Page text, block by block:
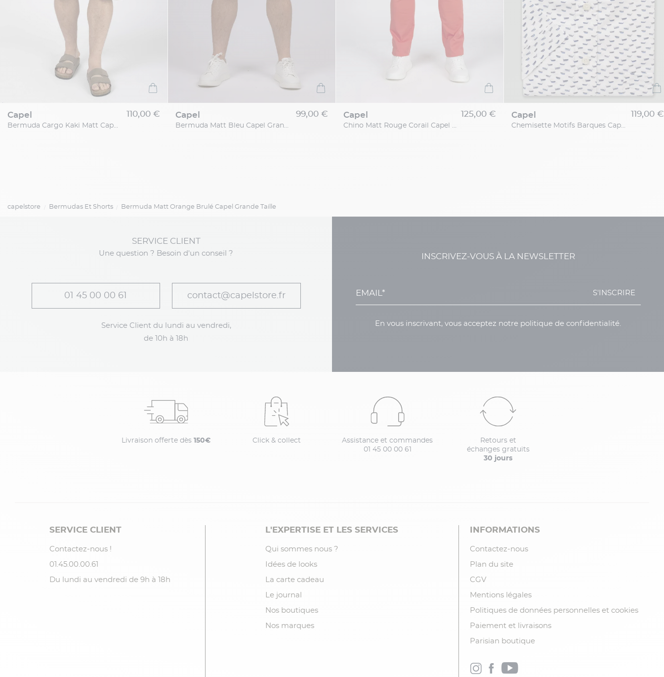
capel
Bermuda Cargo Kaki Matt Capel Grande Taille
110,00 € capel
Bermuda Matt Bleu Capel Grande Taille
99,00 € capel
Chino Matt Rouge Corail Capel Grande Taille
125,00 € capel
Chemisette Motifs Barques Capel Grande Taille
119,00 €
capelstore Bermudas Et Shorts Bermuda Matt Orange Brulé Capel Grande Taille
SERVICE CLIENT
Une question ? Besoin d'un conseil ?
01 45 00 00 61 contact@capelstore.fr
Service Client du lundi au vendredi,
de 10h à 18h
INSCRIVEZ-VOUS À LA NEWSLETTER
S'INSCRIRE
En vous inscrivant, vous acceptez notre politique de confidentialité.
Livraison offerte dès 150€ Click & collect
Assistance et commandes
01 45 00 00 61
Retours et
échanges gratuits
30 jours
SERVICE CLIENT
Contactez-nous !
01.45.00.00.61
Du lundi au vendredi de 9h à 18h
L'EXPERTISE ET LES SERVICES
Qui sommes nous ?
Idées de looks
La carte cadeau
Le journal
Nos boutiques
Nos marques
INFORMATIONS
Contactez-nous
Plan du site
CGV
Mentions légales
Politiques de données personnelles et cookies
Paiement et livraisons
Parisian boutique